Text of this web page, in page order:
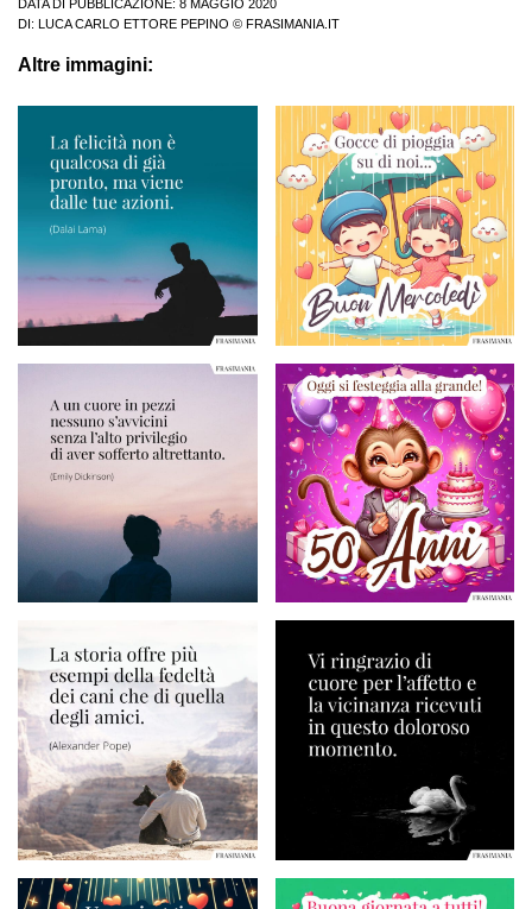
DATA DI PUBBLICAZIONE: 8 MAGGIO 2020
DI:
LUCA CARLO ETTORE PEPINO © FRASIMANIA.IT
Altre immagini: